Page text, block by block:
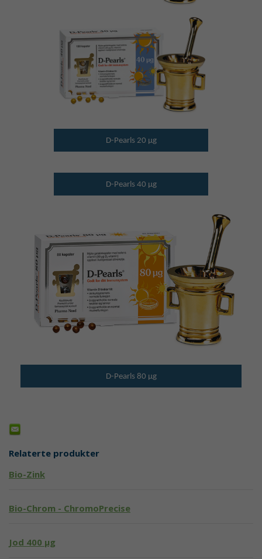
D-Pearls 20 µg
D-Pearls 40 µg
D-Pearls 80 µg
Relaterte produkter
Bio-Zink
Bio-Chrom - ChromoPrecise
Jod 400 μg